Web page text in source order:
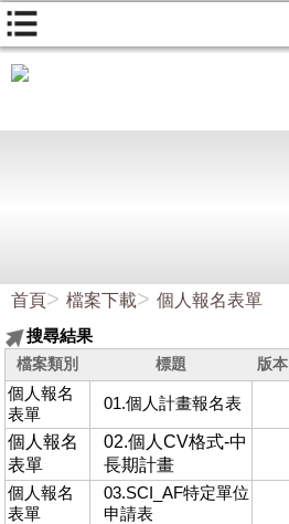
首頁 檔案下載
個人報名表單
搜尋結果
檔案類別 標題 版本
個人報名
表單
01.個人計畫報名表
個人報名
表單
02.個人CV格式-中
長期計畫
個人報名
表單
03.SCI_AF特定單位
申請表